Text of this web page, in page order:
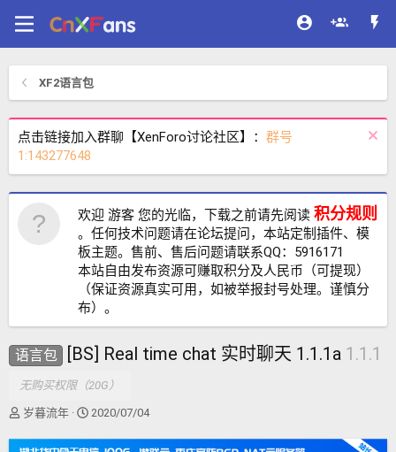
XF2语言包
点击链接加入群聊【XenForo讨论社区】： 群号
1:143277648
欢迎 游客 您的光临，下载之前请先阅读 积分规则
。任何技术问题请在论坛提问，本站定制插件、模
板主题。售前、售后问题请联系QQ：5916171
本站自由发布资源可赚取积分及人民币（可提现）
（保证资源真实可用，如被举报封号处理。谨慎分
布）。
语言包 [BS] Real time chat 实时聊天 1.1.1a 1.1.1
无购买权限（20G）
作
岁暮流年
创
日
2020/07/04